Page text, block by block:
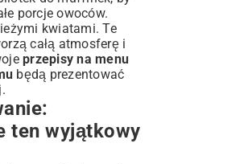
porcje owoców.
kwiatami. Te
całą atmosferę i
przepisy na menu
będą prezentować
ten wyjątkowy